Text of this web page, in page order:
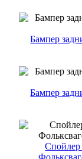
Бампер
Бампер
Спойлер